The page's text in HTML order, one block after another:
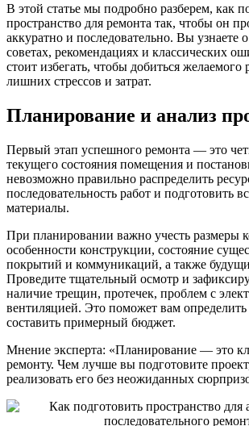
В этой статье мы подробно разберем, как
пространство для ремонта так, чтобы он
аккуратно и последовательно. Вы узнаете
советах, рекомендациях и классических
стоит избегать, чтобы добиться желаемого
лишних стрессов и затрат.
Планирование и анализ
Первый этап успешного ремонта — это
текущего состояния помещения и
невозможно правильно распределить
последовательность работ и подготовить
материалы.
При планировании важно учесть размеры
особенности конструкции, состояние
покрытий и коммуникаций, а также
Проведите тщательный осмотр и
наличие трещин, протечек, проблем с
вентиляцией. Это поможет вам определить
составить примерный бюджет.
Мнение эксперта: «Планирование — это
ремонту. Чем лучше вы подготовите
реализовать его без неожиданных